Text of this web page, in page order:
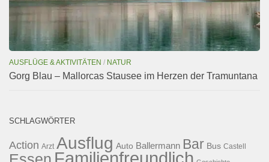
AUSFLÜGE & AKTIVITÄTEN / NATUR
Gorg Blau – Mallorcas Stausee im Herzen der Tramuntana
SCHLAGWÖRTER
Action Arzt Ausflug Auto Ballermann Bar Bus Castell